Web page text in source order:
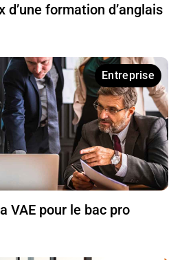
d’une formation d’anglais
Entreprise
VAE pour le bac pro